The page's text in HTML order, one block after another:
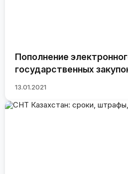
Пополнение
государственных
13.01.2021